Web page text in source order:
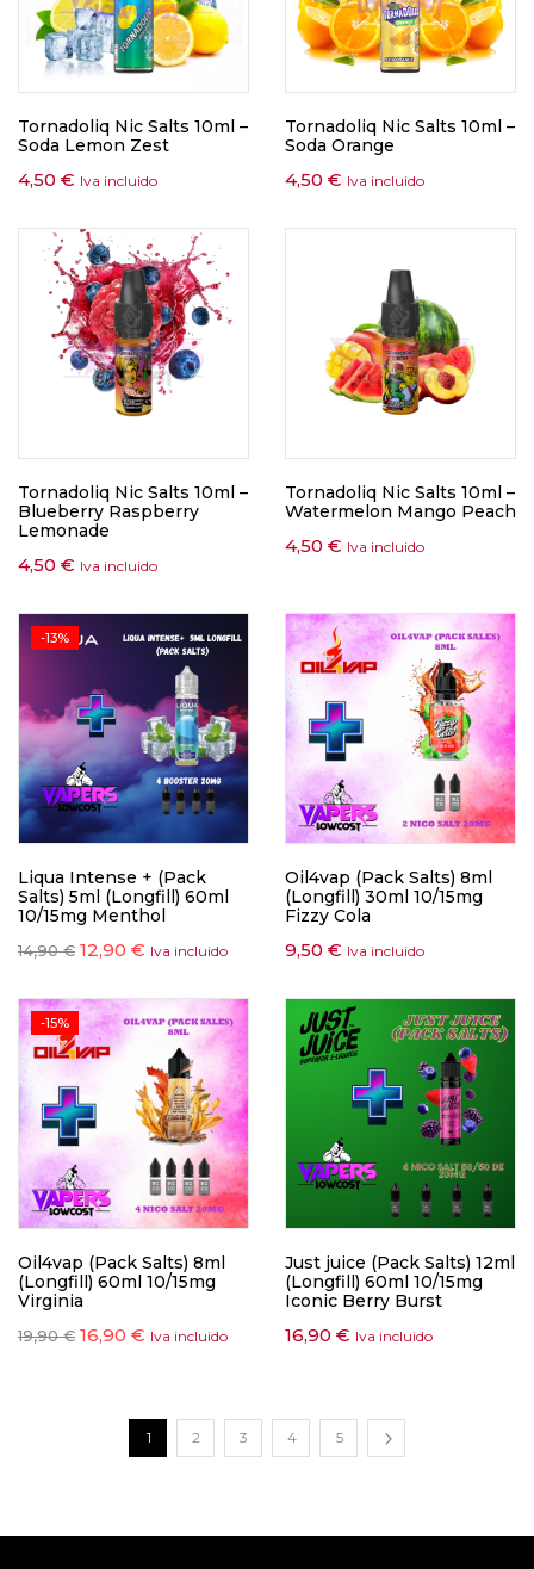
Tornadoliq Nic Salts 10ml –
Soda Lemon Zest
4,50 € Iva incluido
Tornadoliq Nic Salts 10ml –
Soda Orange
4,50 € Iva incluido
Tornadoliq Nic Salts 10ml –
Blueberry Raspberry
Lemonade
4,50 € Iva incluido
Tornadoliq Nic Salts 10ml –
Watermelon Mango Peach
4,50 € Iva incluido
-13%
Liqua Intense + (Pack
Salts) 5ml (Longfill) 60ml
10/15mg Menthol
14,90€ 12,90 € Iva incluido
Oil4vap (Pack Salts) 8ml
(Longfill) 30ml 10/15mg
Fizzy Cola
9,50 € Iva incluido
-15%
Oil4vap (Pack Salts) 8ml
(Longfill) 60ml 10/15mg
Virginia
19,90€ 16,90 € Iva incluido
Just juice (Pack Salts) 12ml
(Longfill) 60ml 10/15mg
Iconic Berry Burst
16,90 € Iva incluido
1 2 3 4 5